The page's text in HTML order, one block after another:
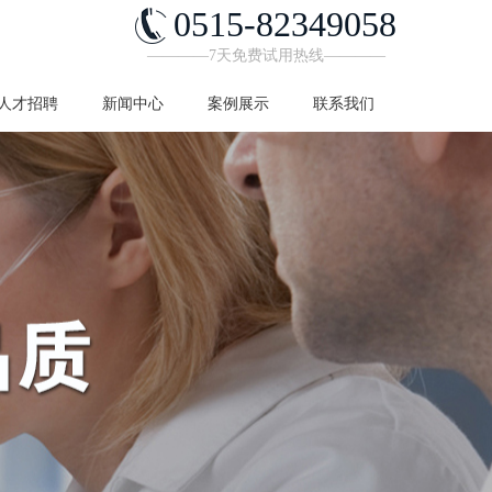
0515-82349058
————7天免费试用热线————
才招聘 新闻中心 案例展示 联系我们